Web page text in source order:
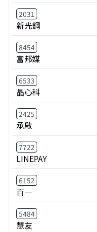
2031
新光鋼
8454
富邦媒
6533
晶心科
2425
承啟
7722
LINEPAY
6152
百一
5484
慧友